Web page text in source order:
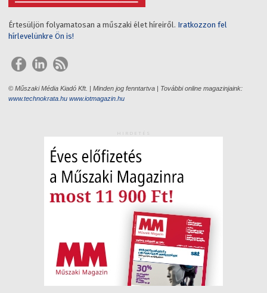
Értesüljön folyamatosan a műszaki élet híreiről. Iratkozzon fel
hírlevelünkre Ön is!
© Műszaki Média Kiadó Kft. | Minden jog fenntartva | További online magazinjaink:
www.technokrata.hu www.iotmagazin.hu
HIRDETÉS